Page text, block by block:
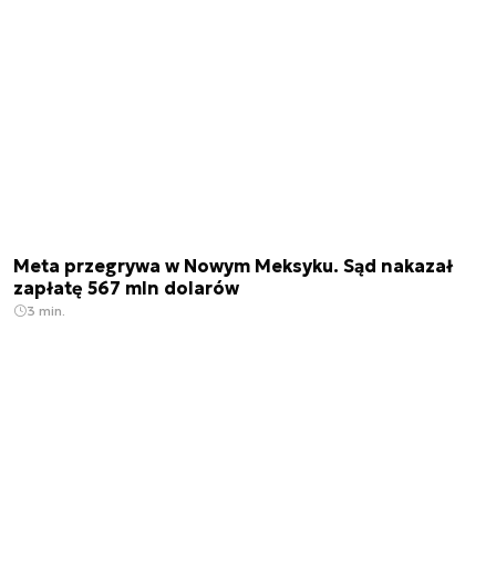
Meta przegrywa w Nowym Meksyku. Sąd nakazał
zapłatę 567 mln dolarów
3 min.